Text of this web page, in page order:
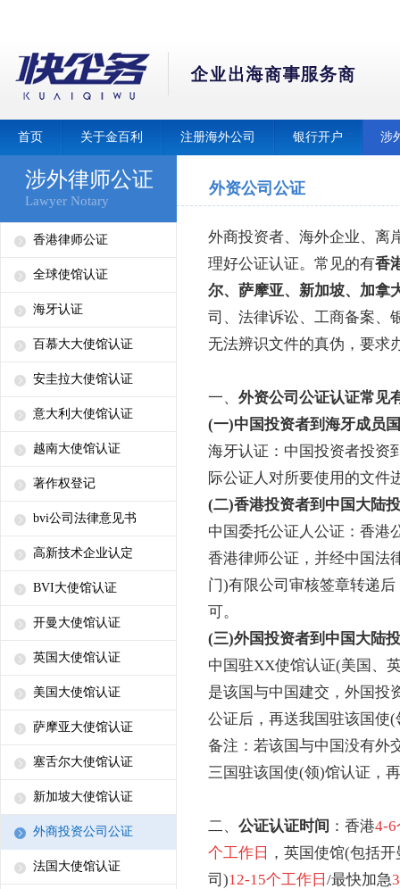
首页 关于金百利 注册海外公司 银行开户 涉
涉外律师公证
Lawyer Notary
香港律师公证
全球使馆认证
海牙认证
百慕大大使馆认证
安圭拉大使馆认证
意大利大使馆认证
越南大使馆认证
著作权登记
bvi公司法律意见书
高新技术企业认定
BVI大使馆认证
开曼大使馆认证
英国大使馆认证
美国大使馆认证
萨摩亚大使馆认证
塞舌尔大使馆认证
新加坡大使馆认证
外商投资公司公证
法国大使馆认证
外资公司公证
外商投资者、海外企业、离
理好公证认证。常见的有香
尔、萨摩亚、新加坡、加拿
司、法律诉讼、工商备案、
无法辨识文件的真伪，要求
一、 外资公司公证认证常见
(一)中国投资者到海牙成员
海牙认证：中国投资者投资
际公证人对所要使用的文件
(二)香港投资者到中国大陆
中国委托公证人公证：香港
香港律师公证，并经中国法
门)有限公司审核签章转递
可。
(三)外国投资者到中国大陆
中国驻XX使馆认证(美国、
是该国与中国建交，外国投
公证后，再送我国驻该国使
备注：若该国与中国没有外
三国驻该国使(领)馆认证，
二、 公证认证时间 ：香港4-6
个工作日 ，英国使馆(包括
司)12-15个工作日 /最快加急